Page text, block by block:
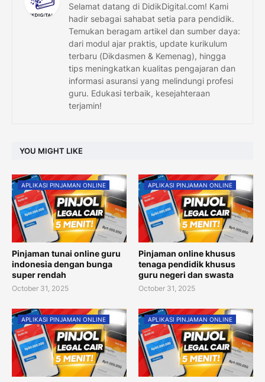
Selamat datang di DidikDigital.com! Kami
hadir sebagai sahabat setia para pendidik.
Temukan beragam artikel dan sumber daya:
dari modul ajar praktis, update kurikulum
terbaru (Dikdasmen & Kemenag), hingga
tips meningkatkan kualitas pengajaran dan
informasi asuransi yang melindungi profesi
guru. Edukasi terbaik, kesejahteraan
terjamin!
YOU MIGHT LIKE
APLIKASI PINJAMAN ONLINE
Pinjaman tunai online guru
indonesia dengan bunga
super rendah
October 31, 2025
APLIKASI PINJAMAN ONLINE
Pinjaman online khusus
tenaga pendidik khusus
guru negeri dan swasta
October 31, 2025
APLIKASI PINJAMAN ONLINE APLIKASI PINJAMAN ONLINE